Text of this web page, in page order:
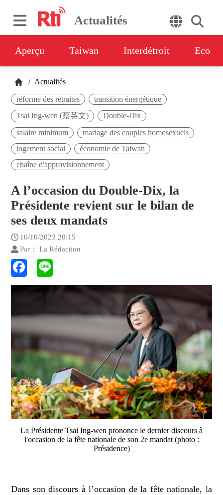
Actualités
Aperçu Taiwan Interdétroit Eco
/ Actualités
réforme des retraites
transition énergétique
Tsai Ing-wen (蔡英文)
Double-Dix
salaire minimum
mariage des couples homosexuels
logement social
économie de Taiwan
chaîne d'approvisionnement
A l’occasion du Double-Dix, la
Présidente revient sur le bilan de
ses deux mandats
10/10/2023 20:15
Par： La Rédaction
La Présidente Tsai Ing-wen prononce le dernier discours à
l'occasion de la fête nationale de son 2e mandat (photo :
Présidence)
Dans son discours à l’occasion de la fête nationale, la